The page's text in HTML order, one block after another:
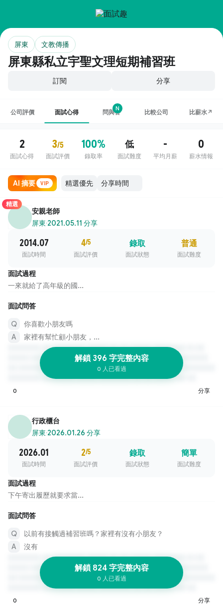
屏東縣私立宇聖文理短期補習班
屏東 文教傳播
訂閱 分享
公司評價 面試心得 問與答
N
比較公司 比薪水↗
2
面試心得
3/5
面試評價
100%
錄取率
低
面試難度
-
平均月薪
0
薪水情報
AI 摘要 VIP
精選
安親老師
屏東·2021.05.11 分享
2014.07
面試時間
4/5
面試評價
錄取
面試狀態
普通
面試難度
面試過程
一來就給了高年級的國...
面試問答
你喜歡小朋友嗎
家裡有幫忙顧小朋友，...
解鎖 396 字完整內容
0 人已看過
0 分享
行政櫃台
屏東·2026.01.26 分享
2026.01
面試時間
2/5
面試評價
錄取
面試狀態
簡單
面試難度
面試過程
下午寄出履歷就要求當...
面試問答
以前有接觸過補習班嗎？家裡有沒有小朋友？
沒有
解鎖 824 字完整內容
0 人已看過
0 分享